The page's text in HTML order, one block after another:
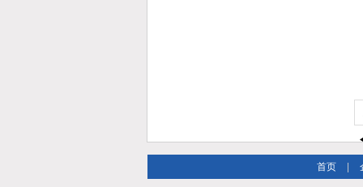
首页